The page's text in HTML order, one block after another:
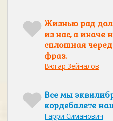
Жизнью рад
из нас, а иначе
сплошная
фраз.
Вюгар Зейналов
Все мы
кордебалете
Гарри Симанович